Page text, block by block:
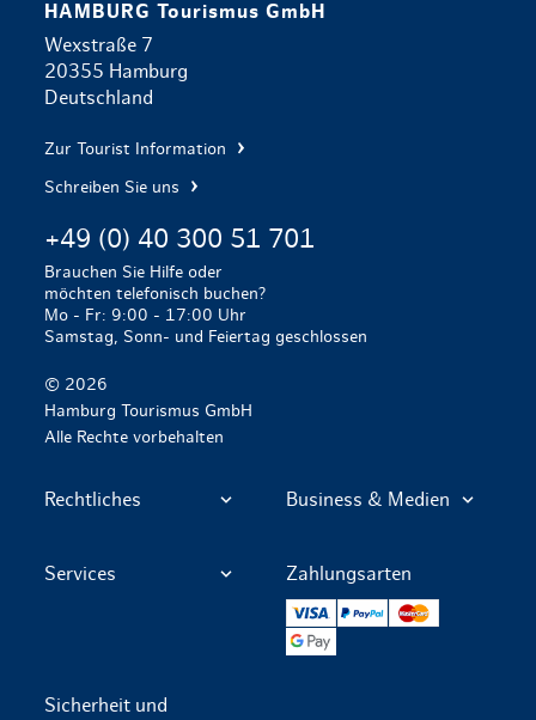
HAMBURG Tourismus GmbH
Wexstraße 7
20355 Hamburg
Deutschland
Zur Tourist Information
Schreiben Sie uns
+49 (0) 40 300 51 701
Brauchen Sie Hilfe oder
möchten telefonisch buchen?
Mo - Fr: 9:00 - 17:00 Uhr
Samstag, Sonn- und Feiertag geschlossen
© 2026
Hamburg Tourismus GmbH
Alle Rechte vorbehalten
Rechtliches Business & Medien
Services Zahlungsarten
PayPal
Sicherheit und